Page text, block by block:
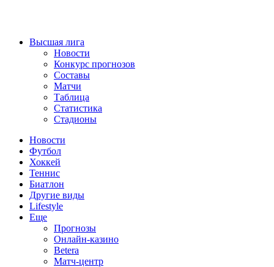
Высшая лига
Новости
Конкурс прогнозов
Составы
Матчи
Таблица
Статистика
Стадионы
Новости
Футбол
Хоккей
Теннис
Биатлон
Другие виды
Lifestyle
Еще
Прогнозы
Онлайн-казино
Betera
Матч-центр